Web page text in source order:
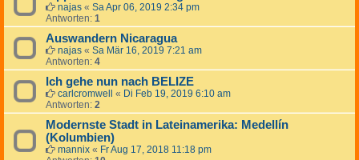
najas « Sa Apr 06, 2019 2:34 pm
Antworten: 1
Auswandern Nicaragua
najas « Sa Mär 16, 2019 7:21 am
Antworten: 4
Ich gehe nun nach BELIZE
carlcromwell « Di Feb 19, 2019 6:10 am
Antworten: 2
Modernste Stadt in Lateinamerika: Medellín
(Kolumbien)
mannix « Fr Aug 17, 2018 11:18 pm